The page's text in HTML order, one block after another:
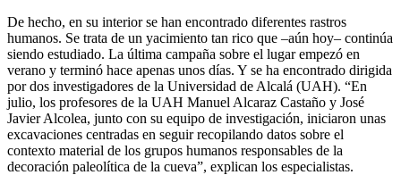
De hecho, en su interior se han encontrado diferentes rastros
humanos. Se trata de un yacimiento tan rico que –aún hoy– continúa
siendo estudiado. La última campaña sobre el lugar empezó en
verano y terminó hace apenas unos días. Y se ha encontrado dirigida
por dos investigadores de la Universidad de Alcalá (UAH). “En
julio, los profesores de la UAH Manuel Alcaraz Castaño y José
Javier Alcolea, junto con su equipo de investigación, iniciaron unas
excavaciones centradas en seguir recopilando datos sobre el
contexto material de los grupos humanos responsables de la
decoración paleolítica de la cueva”, explican los especialistas.